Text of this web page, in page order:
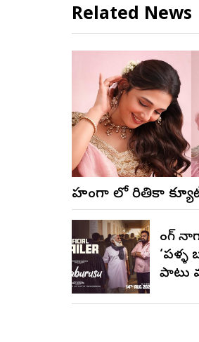
Related News
లెహంగా లో రితికా క్యూట్
కింగ్
‘పళ్ళ
పాటు